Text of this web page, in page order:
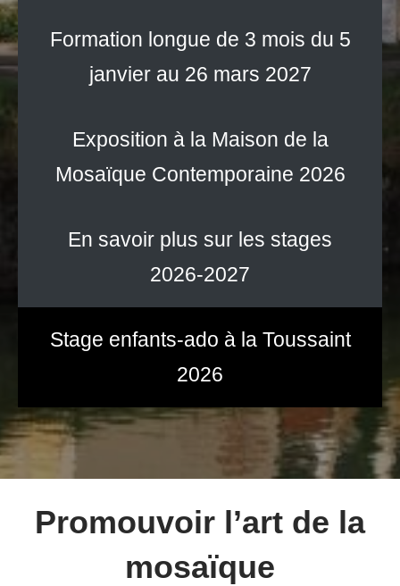
Formation longue de 3 mois du 5
janvier au 26 mars 2027
Exposition à la Maison de la
Mosaïque Contemporaine 2026
En savoir plus sur les stages
2026-2027
Stage enfants-ado à la Toussaint
2026
Promouvoir l’art de la
mosaïque